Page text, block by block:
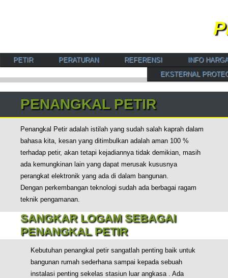
PETIR PERATURAN REFERENSI
INFO
EKSTERNAL
PENANGKAL PETIR
Penangkal Petir adalah istilah yang sudah salah kaprah dalam
bahasa kita, kesan yang ditimbulkan adalah aman 100 %
terhadap petir, akan tetapi kejadiannya tidak demikian, masih
ada kemungkinan lain yang dapat merusak kususnya
perangkat elektronik yang ada di dalam bangunan.
Dengan perkembangan teknologi sudah ada berbagai ragam
teknik pengamanan.
SANGKAR LOGAM SEBAGAI
PENANGKAL PETIR
Kebutuhan penangkal petir sangatlah penting baik untuk
bangunan rumah sederhana sampai kepada sebuah
instalasi penting sekelas stasiun luar angkasa . Ada